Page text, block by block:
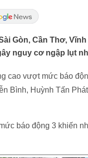
Gòn, Cần Thơ,
nguy cơ ngập lụt
cao vượt mức báo
Bình, Huỳnh Tấn
báo động 3 khiến